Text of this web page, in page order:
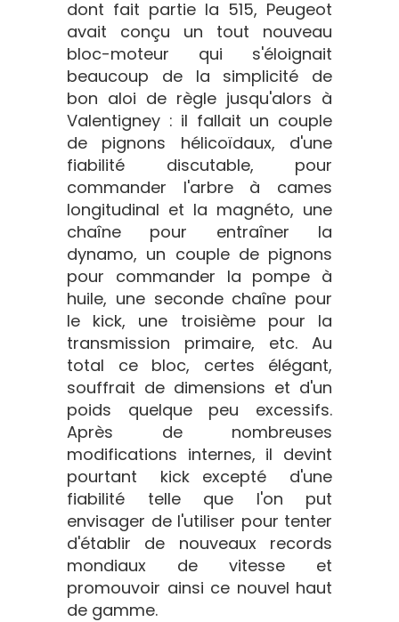
dont fait partie la 515, Peugeot
avait conçu un tout nouveau
bloc-moteur qui s'éloignait
beaucoup de la simplicité de
bon aloi de règle jusqu'alors à
Valentigney : il fallait un couple
de pignons hélicoïdaux, d'une
fiabilité discutable, pour
commander l'arbre à cames
longitudinal et la magnéto, une
chaîne pour entraîner la
dynamo, un couple de pignons
pour commander la pompe à
huile, une seconde chaîne pour
le kick, une troisième pour la
transmission primaire, etc. Au
total ce bloc, certes élégant,
souffrait de dimensions et d'un
poids quelque peu excessifs.
Après de nombreuses
modifications internes, il devint
pourtant  kick excepté  d'une
fiabilité telle que l'on put
envisager de l'utiliser pour tenter
d'établir de nouveaux records
mondiaux de vitesse et
promouvoir ainsi ce nouvel haut
de gamme.